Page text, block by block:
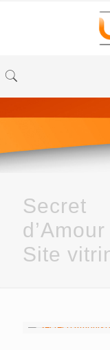
Secret
d’Amour
Site